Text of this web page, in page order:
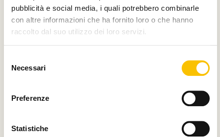
pubblicità e social media, i quali potrebbero combinarle
con altre informazioni che ha fornito loro o che hanno
raccolto dal suo utilizzo dei loro servizi.
delNecessari
Preferenze
Statistiche
Paese ospite d'onore